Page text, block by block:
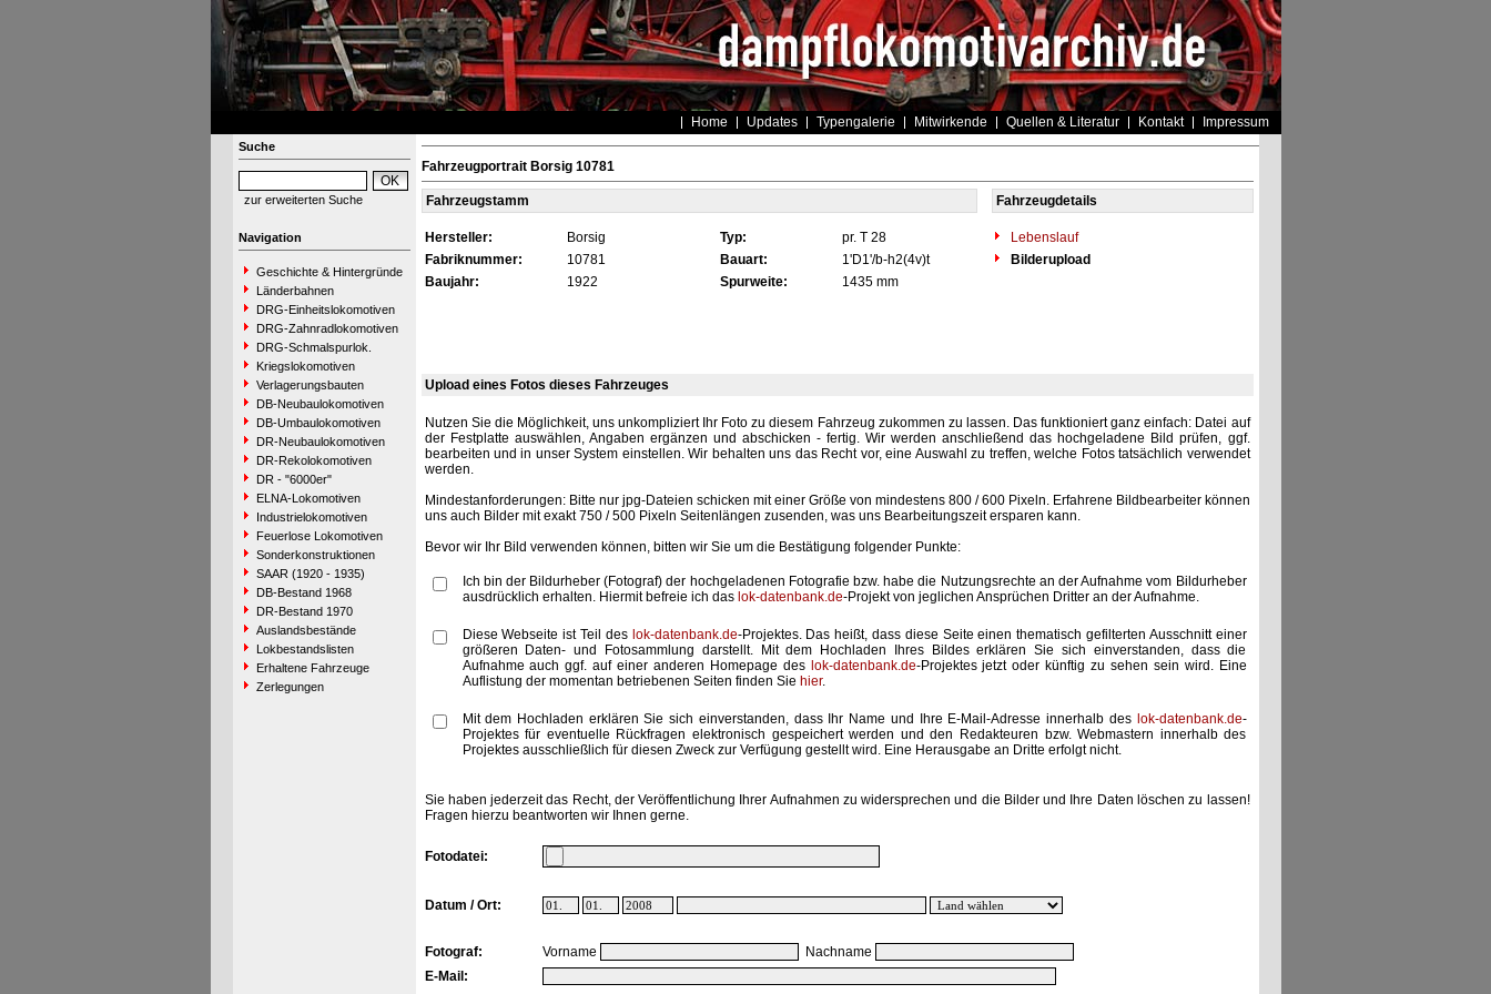
Home Updates Typengalerie Mitwirkende Quellen & Literatur Kontakt Impressum
Suche
zur erweiterten Suche
Navigation
Geschichte & Hintergründe
Länderbahnen
DRG-Einheitslokomotiven
DRG-Zahnradlokomotiven
DRG-Schmalspurlok.
Kriegslokomotiven
Verlagerungsbauten
DB-Neubaulokomotiven
DB-Umbaulokomotiven
DR-Neubaulokomotiven
DR-Rekolokomotiven
DR - "6000er"
ELNA-Lokomotiven
Industrielokomotiven
Feuerlose Lokomotiven
Sonderkonstruktionen
SAAR (1920 - 1935)
DB-Bestand 1968
DR-Bestand 1970
Auslandsbestände
Lokbestandslisten
Erhaltene Fahrzeuge
Zerlegungen
Fahrzeugportrait Borsig 10781
Fahrzeugstamm Fahrzeugdetails
Hersteller: Borsig Typ: pr. T 28
Lebenslauf
Fabriknummer:
10781 Bauart: 1'D1'/b-h2(4v)t
Bilderupload
Baujahr:
1922 Spurweite: 1435 mm
Upload eines Fotos dieses Fahrzeuges
Nutzen Sie die Möglichkeit, uns unkompliziert Ihr Foto zu diesem Fahrzeug zukommen zu lassen. Das funktioniert ganz einfach: Datei auf
der Festplatte auswählen, Angaben ergänzen und abschicken - fertig. Wir werden anschließend das hochgeladene Bild prüfen, ggf.
bearbeiten und in unser System einstellen. Wir behalten uns das Recht vor, eine Auswahl zu treffen, welche Fotos tatsächlich verwendet
werden.
Mindestanforderungen: Bitte nur jpg-Dateien schicken mit einer Größe von mindestens 800 / 600 Pixeln. Erfahrene Bildbearbeiter können
uns auch Bilder mit exakt 750 / 500 Pixeln Seitenlängen zusenden, was uns Bearbeitungszeit ersparen kann.
Bevor wir Ihr Bild verwenden können, bitten wir Sie um die Bestätigung folgender Punkte:
Ich bin der Bildurheber (Fotograf) der hochgeladenen Fotografie bzw. habe die Nutzungsrechte an der Aufnahme vom Bildurheber
ausdrücklich erhalten. Hiermit befreie ich das lok-datenbank.de-Projekt von jeglichen Ansprüchen Dritter an der Aufnahme.
Diese Webseite ist Teil des lok-datenbank.de-Projektes. Das heißt, dass diese Seite einen thematisch gefilterten Ausschnitt einer
größeren Daten- und Fotosammlung darstellt. Mit dem Hochladen Ihres Bildes erklären Sie sich einverstanden, dass die
Aufnahme auch ggf. auf einer anderen Homepage des lok-datenbank.de-Projektes jetzt oder künftig zu sehen sein wird. Eine
Auflistung der momentan betriebenen Seiten finden Sie hier.
Mit dem Hochladen erklären Sie sich einverstanden, dass Ihr Name und Ihre E-Mail-Adresse innerhalb des lok-datenbank.de-
Projektes für eventuelle Rückfragen elektronisch gespeichert werden und den Redakteuren bzw. Webmastern innerhalb des
Projektes ausschließlich für diesen Zweck zur Verfügung gestellt wird. Eine Herausgabe an Dritte erfolgt nicht.
Sie haben jederzeit das Recht, der Veröffentlichung Ihrer Aufnahmen zu widersprechen und die Bilder und Ihre Daten löschen zu lassen!
Fragen hierzu beantworten wir Ihnen gerne.
Fotodatei:
Datum / Ort:
Fotograf: Vorname
Nachname
E-Mail: